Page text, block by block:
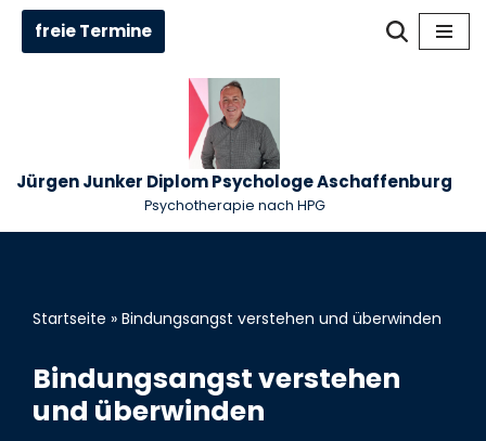
Zum
freie Termine
Jürgen Junker Diplom Psychologe Aschaffenburg
Psychotherapie nach HPG
Startseite » Bindungsangst verstehen und überwinden
Bindungsangst verstehen
und überwinden